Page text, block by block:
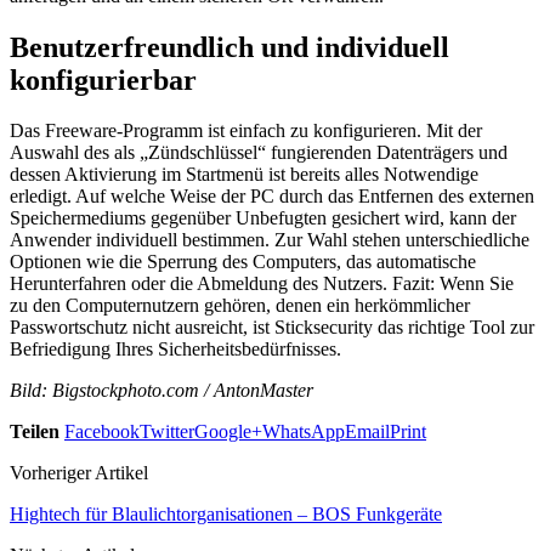
Benutzerfreundlich und individuell
konfigurierbar
Das Freeware-Programm ist einfach zu konfigurieren. Mit der
Auswahl des als „Zündschlüssel“ fungierenden Datenträgers und
dessen Aktivierung im Startmenü ist bereits alles Notwendige
erledigt. Auf welche Weise der PC durch das Entfernen des externen
Speichermediums gegenüber Unbefugten gesichert wird, kann der
Anwender individuell bestimmen. Zur Wahl stehen unterschiedliche
Optionen wie die Sperrung des Computers, das automatische
Herunterfahren oder die Abmeldung des Nutzers. Fazit: Wenn Sie
zu den Computernutzern gehören, denen ein herkömmlicher
Passwortschutz nicht ausreicht, ist Sticksecurity das richtige Tool zur
Befriedigung Ihres Sicherheitsbedürfnisses.
Bild: Bigstockphoto.com / AntonMaster
Teilen FacebookTwitterGoogle+WhatsAppEmailPrint
Vorheriger Artikel
Hightech für Blaulichtorganisationen – BOS Funkgeräte